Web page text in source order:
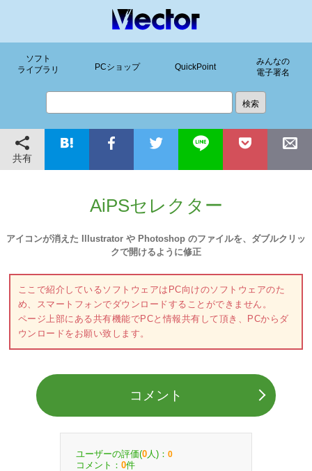
ソフト
ライブラリ
PCショップ QuickPoint
みんなの
電子署名
共有
AiPSセレクター
アイコンが消えた Illustrator や Photoshop のファイルを、ダブルクリッ
クで開けるように修正
ここで紹介しているソフトウェアはPC向けのソフトウェアのた
め、スマートフォンでダウンロードすることができません。
ページ上部にある共有機能でPCと情報共有して頂き、PCからダ
ウンロードをお願い致します。
コメント
ユーザーの評価(0 人)： 0
コメント： 0件